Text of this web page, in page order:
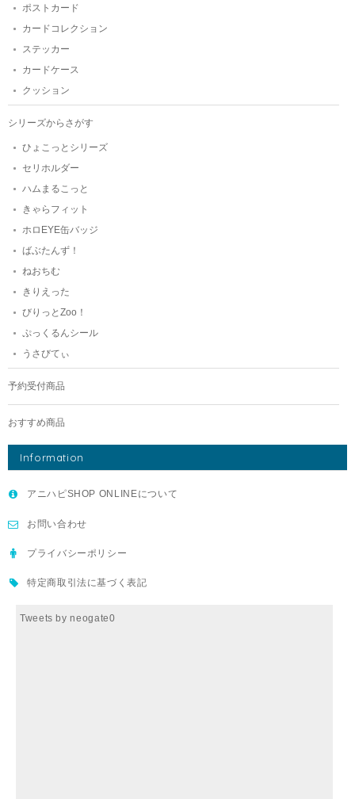
ポストカード
カードコレクション
ステッカー
カードケース
クッション
シリーズからさがす
ひょこっとシリーズ
セリホルダー
ハムまるこっと
きゃらフィット
ホロEYE缶バッジ
ばぶたんず！
ねおちむ
きりえった
びりっとZoo！
ぷっくるんシール
うさびてぃ
予約受付商品
おすすめ商品
Information
アニハピSHOP ONLINEについて
お問い合わせ
プライバシーポリシー
特定商取引法に基づく表記
Tweets by neogate0